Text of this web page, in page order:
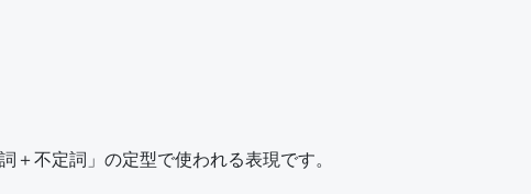
不定詞」の定型で使われる表現です。